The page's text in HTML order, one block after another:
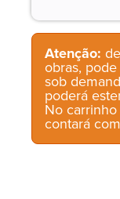
Atenção:
obras,
sob
poderá
No
contará